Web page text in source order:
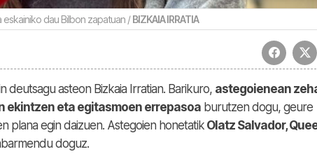
dau Bilbon zapatuan /BIZKAIA IRRATIA
deutsagu asteon Bizkaia Irratian. Barikuro, astegoienean
ekintzen eta egitasmoen errepasoa burutzen dogu, geure
plana egin daizuen. Astegoien honetatik Olatz Salvador,
doguz.